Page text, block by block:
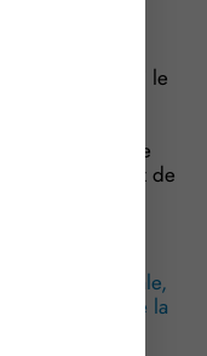
due par les
la TVA, ou qui le
d’affaires, à
outre
de
nationale,
Exonération de la